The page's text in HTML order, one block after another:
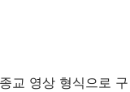
교 영상 형식으로 구